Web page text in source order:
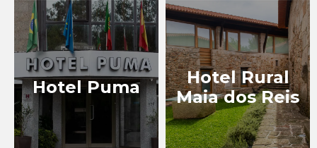
Hotel Puma
Hotel Rural
Maia dos Reis